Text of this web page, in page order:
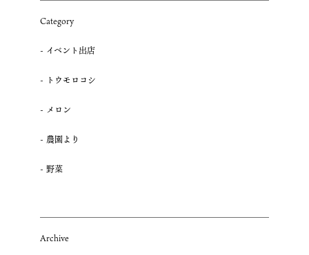
Category
イベント出店
トウモロコシ
メロン
農園より
野菜
Archive